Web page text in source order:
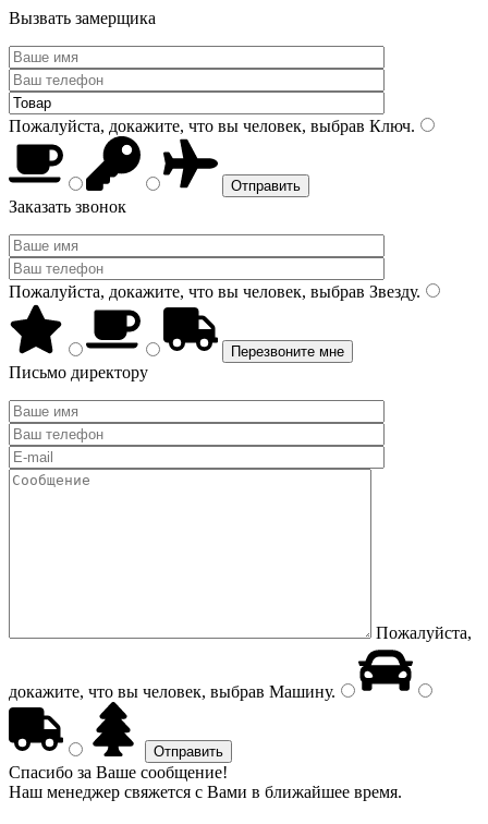
Вызвать замерщика
Пожалуйста, докажите, что вы человек, выбрав Ключ.
Заказать звонок
Пожалуйста, докажите, что вы человек, выбрав Звезду.
Письмо директору
Пожалуйста,
докажите, что вы человек, выбрав Машину.
Спасибо за Ваше сообщение!
Наш менеджер свяжется с Вами в ближайшее время.